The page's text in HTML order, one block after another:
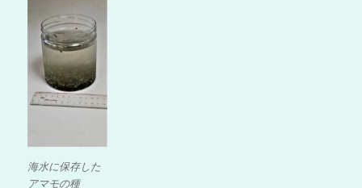
海水に保存した
アマモの種